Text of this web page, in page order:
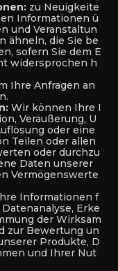
zu Neuigkeite
Informationen ü
und Veranstaltun
ähneln, die Sie be
sofern Sie dem E
widersprochen h
Ihre Anfragen an
Wir können Ihre I
Veräußerung, U
oder eine
Teilen oder allen
oder durchzu
Daten unserer
Vermögenswerte
Informationen f
Erke
der Wirksam
zur Bewertung un
Produkte, D
und Ihrer Nut